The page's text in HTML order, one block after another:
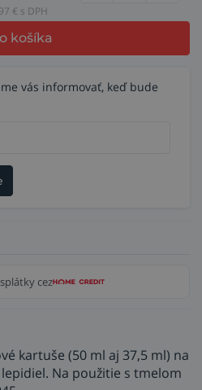
€ s DPH
košíka
vás informovať, keď bude
cez
kartuše (50 ml aj 37,5 ml) na
Na použitie s tmelom